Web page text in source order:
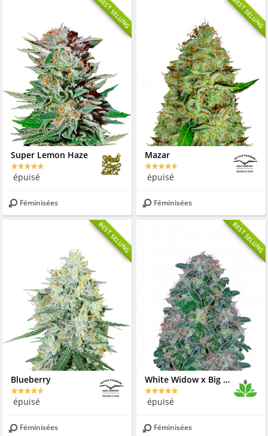
BEST SELLING
Super Lemon Haze
épuisé
Féminisées
BEST SELLING
Mazar
épuisé
Féminisées
BEST SELLING
Blueberry
épuisé
Féminisées
BEST SELLING
White Widow x Big Bud
épuisé
Féminisées